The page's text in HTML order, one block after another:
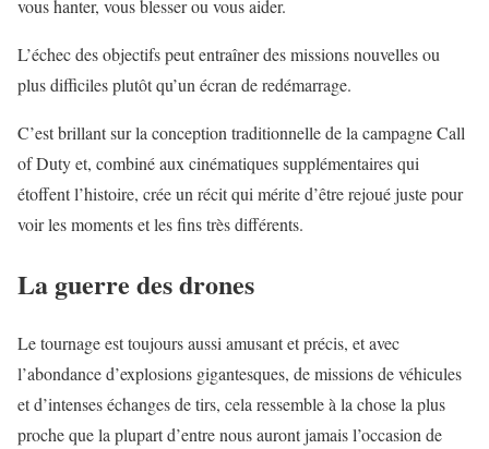
vous hanter, vous blesser ou vous aider.
L’échec des objectifs peut entraîner des missions nouvelles ou
plus difficiles plutôt qu’un écran de redémarrage.
C’est brillant sur la conception traditionnelle de la campagne Call
of Duty et, combiné aux cinématiques supplémentaires qui
étoffent l’histoire, crée un récit qui mérite d’être rejoué juste pour
voir les moments et les fins très différents.
La guerre des drones
Le tournage est toujours aussi amusant et précis, et avec
l’abondance d’explosions gigantesques, de missions de véhicules
et d’intenses échanges de tirs, cela ressemble à la chose la plus
proche que la plupart d’entre nous auront jamais l’occasion de